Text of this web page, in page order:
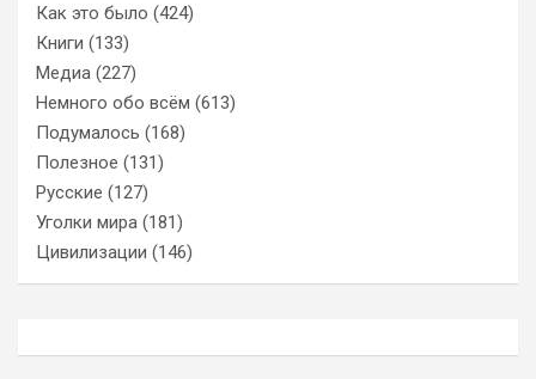
Как это было (424)
Книги (133)
Медиа (227)
Немного обо всём (613)
Подумалось (168)
Полезное (131)
Русские (127)
Уголки мира (181)
Цивилизации (146)